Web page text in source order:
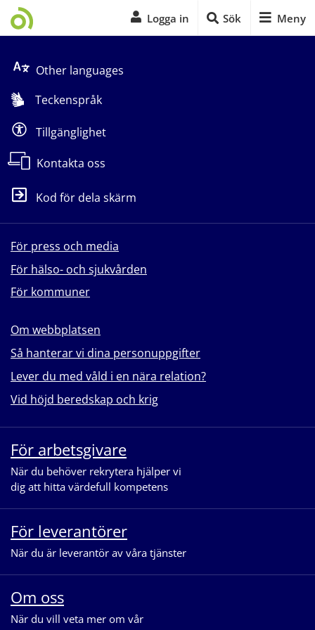
Logga in Sök Meny
Other languages
Teckenspråk
Tillgänglighet
Kontakta oss
Kod för dela skärm
För press och media
För hälso- och sjukvården
För kommuner
Om webbplatsen
Så hanterar vi dina personuppgifter
Lever du med våld i en nära relation?
Vid höjd beredskap och krig
För arbetsgivare
När du behöver rekrytera hjälper vi
dig att hitta värdefull kompetens
För leverantörer
När du är leverantör av våra tjänster
Om oss
När du vill veta mer om vår